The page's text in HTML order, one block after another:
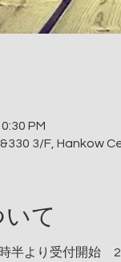
PM
3/F, Hankow
て
半より受付開始